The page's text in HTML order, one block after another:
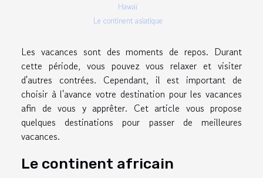
Hawaï
Le continent asiatique
Les vacances sont des moments de repos. Durant
cette période, vous pouvez vous relaxer et visiter
d'autres contrées. Cependant, il est important de
choisir à l'avance votre destination pour les vacances
afin de vous y apprêter. Cet article vous propose
quelques destinations pour passer de meilleures
vacances.
Le continent africain